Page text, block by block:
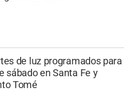
de luz programados para
sábado en Santa Fe y
Tomé